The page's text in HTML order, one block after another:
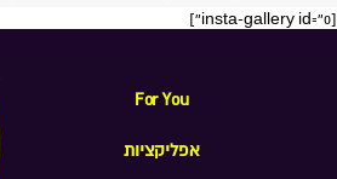
[insta-gallery id="0"]
For You
אפליקציות